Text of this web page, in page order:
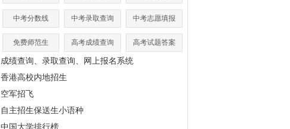
中考分数线 中考录取查询 中考志愿填报
免费师范生 高考成绩查询 高考试题答案
成绩查询、录取查询、网上报名系统
香港高校内地招生
空军招飞
自主招生保送生小语种
中国大学排行榜